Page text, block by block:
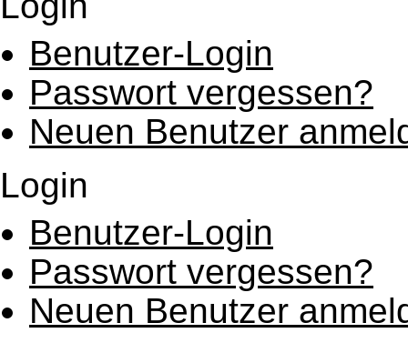
Benutzer-Login
Passwort vergessen?
Neuen Benutzer
Login
Benutzer-Login
Passwort vergessen?
Neuen Benutzer